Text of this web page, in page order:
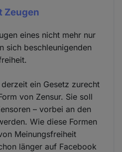
Zeugen
eines nicht mehr nur
sich beschleunigenden
ein Gesetz zurecht
von Zensur. Sie soll
– vorbei an den
Wie diese Formen
Meinungsfreiheit
länger auf Facebook